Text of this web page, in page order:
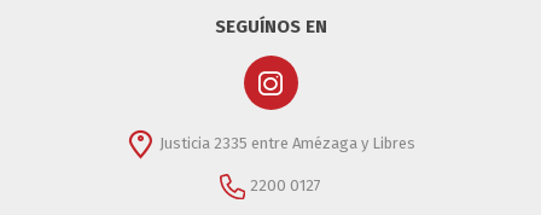
SEGUÍNOS EN
Justicia 2335 entre Amézaga y Libres
2200 0127